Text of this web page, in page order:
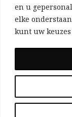
en u
elke
kunt uw
voor de
Bij